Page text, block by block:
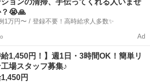
ョンの清掃、手伝ってくれる人いませ
？😭🙏
日給例1万円〜 / 登録不要！高時給求人多数✨
Ad
給1,450円！】週1日・3時間OK！簡単リ
場スタッフ募集♪
円